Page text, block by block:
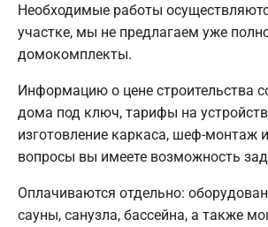
Необходимые работы
участке, мы не предлагаем уже
домокомплекты.
Информацию о цене строительства
дома под ключ, тарифы на
изготовление каркаса, шеф-монтаж
вопросы вы имеете возможность
Оплачиваются отдельно:
сауны, санузла, бассейна, а также